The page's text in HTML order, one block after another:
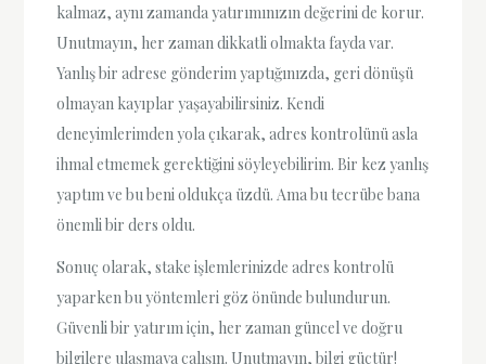
kalmaz, aynı zamanda yatırımınızın değerini de korur.
Unutmayın, her zaman dikkatli olmakta fayda var.
Yanlış bir adrese gönderim yaptığınızda, geri dönüşü
olmayan kayıplar yaşayabilirsiniz. Kendi
deneyimlerimden yola çıkarak, adres kontrolünü asla
ihmal etmemek gerektiğini söyleyebilirim. Bir kez yanlış
yaptım ve bu beni oldukça üzdü. Ama bu tecrübe bana
önemli bir ders oldu.
Sonuç olarak, stake işlemlerinizde adres kontrolü
yaparken bu yöntemleri göz önünde bulundurun.
Güvenli bir yatırım için, her zaman güncel ve doğru
bilgilere ulaşmaya çalışın. Unutmayın, bilgi güçtür!